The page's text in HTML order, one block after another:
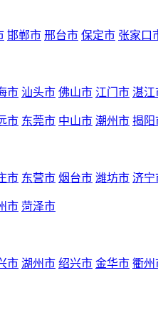
邯郸市 邢台市 保定市 张家口
市 汕头市 佛山市 江门市 湛江
市 东莞市 中山市 潮州市 揭阳
市 东营市 烟台市 潍坊市 济宁
市 菏泽市
市 湖州市 绍兴市 金华市 衢州